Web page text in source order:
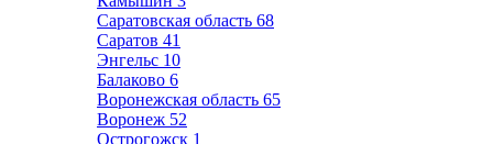
Саратовская область 68
Саратов 41
Энгельс 10
Балаково 6
Воронежская область 65
Воронеж 52
Острогожск 1